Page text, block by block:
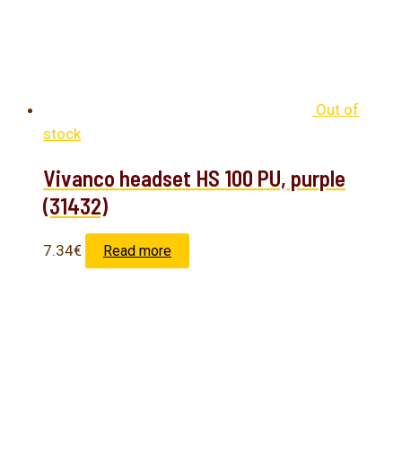
Out of
stock
Vivanco headset HS 100 PU, purple
(31432)
7.34€ Read more